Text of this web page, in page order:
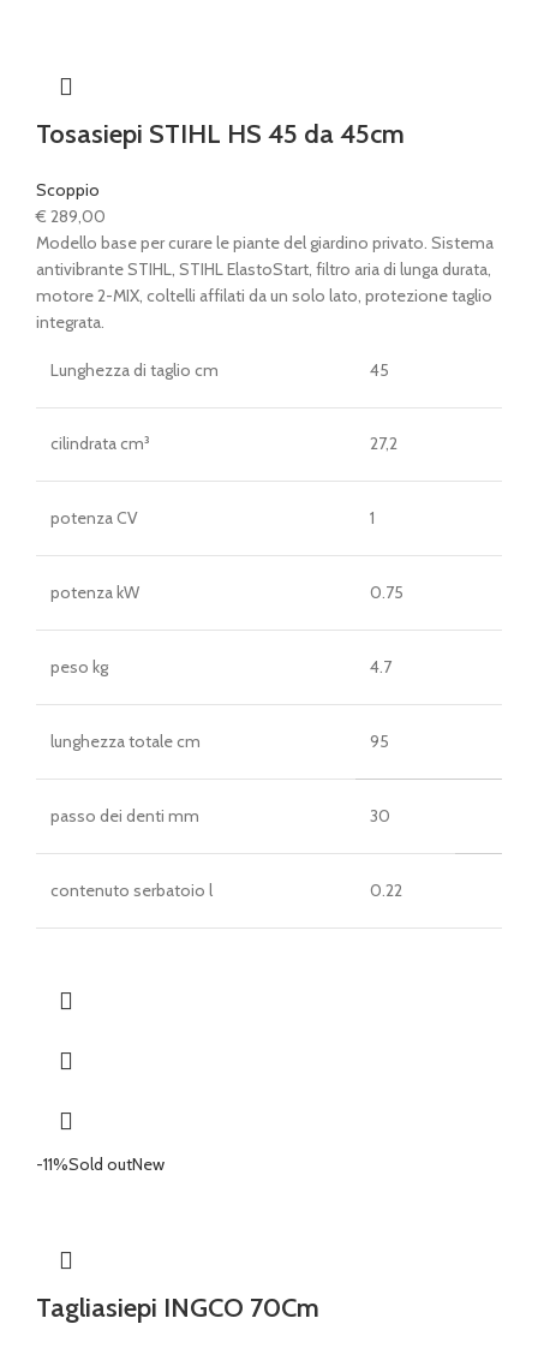
Tosasiepi STIHL HS 45 da 45cm
Scoppio
€ 289,00
Modello base per curare le piante del giardino privato. Sistema
antivibrante STIHL, STIHL ElastoStart, filtro aria di lunga durata,
motore 2-MIX, coltelli affilati da un solo lato, protezione taglio
integrata.
Lunghezza di taglio cm 45
cilindrata cm³ 27,2
potenza CV 1
potenza kW 0.75
peso kg 4.7
lunghezza totale cm 95
passo dei denti mm 30
contenuto serbatoio l 0.22
-11%Sold outNew
Tagliasiepi INGCO 70Cm